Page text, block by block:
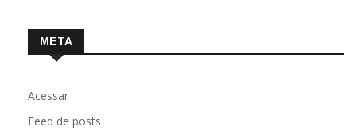
META
Acessar
Feed de posts